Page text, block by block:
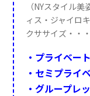
（NYスタイル
ィス・ジャイロ
クササイズ・・
・プライベー
・セミプライ
・グループレ